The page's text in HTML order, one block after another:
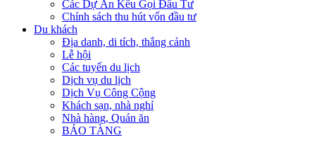
Các Dự Án Kêu Gọi Đầu Tư
Chính sách thu hút vốn đầu tư
Du khách
Địa danh, di tích, thắng cảnh
Lễ hội
Các tuyến du lịch
Dịch vụ du lịch
Dịch Vụ Công Cộng
Khách sạn, nhà nghỉ
Nhà hàng, Quán ăn
BẢO TÀNG